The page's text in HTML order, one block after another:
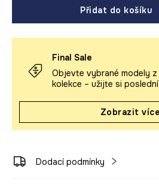
Přidat do košíku
Final Sale
Objevte vybrané modely z
kolekce – užijte si
Zobrazit
Dodací podmínky